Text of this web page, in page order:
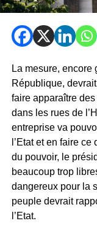
La mesure, encore
République,
faire apparaître
dans les rues de
entreprise va
l’Etat et en faire
du pouvoir, le
beaucoup trop
dangereux pour la
peuple devrait
l’Etat.